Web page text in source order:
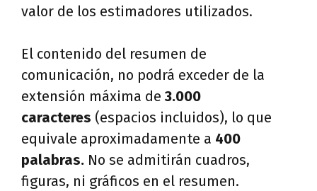
valor de los estimadores utilizados.
El contenido del resumen de
comunicación, no podrá exceder de la
extensión máxima de 3.000
caracteres (espacios incluidos), lo que
equivale aproximadamente a 400
palabras. No se admitirán cuadros,
figuras, ni gráficos en el resumen.